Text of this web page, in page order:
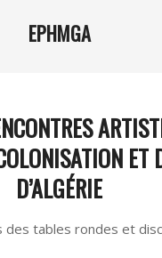
Menu
EPHMGA
ET
D’ALGÉRIE
tables rondes et